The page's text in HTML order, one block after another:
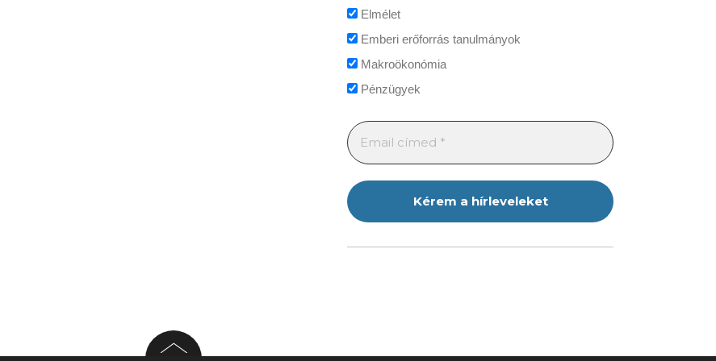
Elmélet
Emberi erőforrás tanulmányok
Makroökonómia
Pénzügyek